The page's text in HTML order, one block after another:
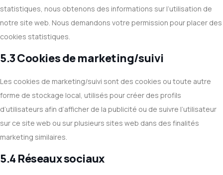
statistiques, nous obtenons des informations sur l’utilisation de
notre site web. Nous demandons votre permission pour placer des
cookies statistiques.
5.3 Cookies de marketing/suivi
Les cookies de marketing/suivi sont des cookies ou toute autre
forme de stockage local, utilisés pour créer des profils
d’utilisateurs afin d’afficher de la publicité ou de suivre l’utilisateur
sur ce site web ou sur plusieurs sites web dans des finalités
marketing similaires.
5.4 Réseaux sociaux